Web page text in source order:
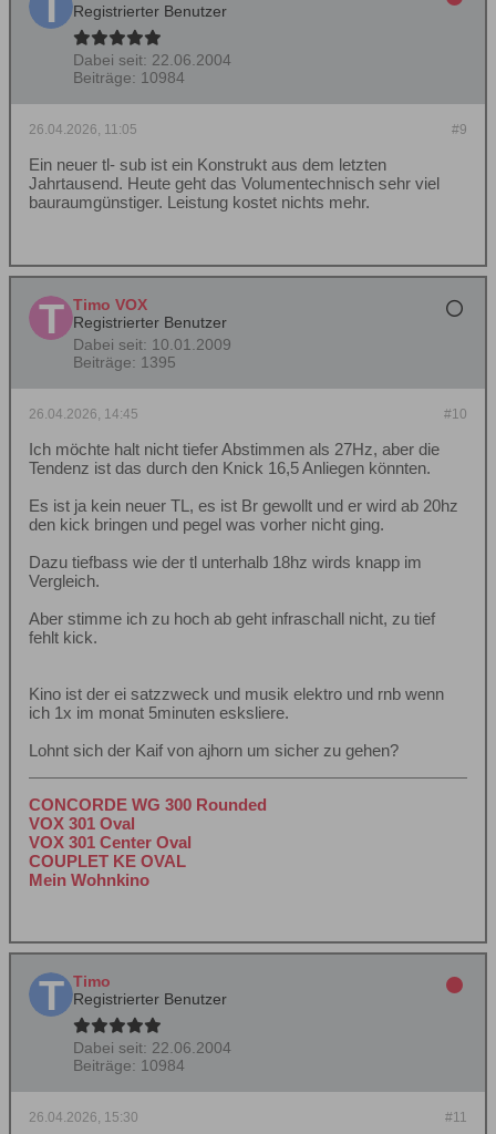
Registrierter Benutzer
Dabei seit: 22.06.2004
Beiträge: 10984
#9
26.04.2026, 11:05
Ein neuer tl- sub ist ein Konstrukt aus dem letzten
Jahrtausend. Heute geht das Volumentechnisch sehr viel
bauraumgünstiger. Leistung kostet nichts mehr.
Timo VOX
Registrierter Benutzer
Dabei seit: 10.01.2009
Beiträge: 1395
#10
26.04.2026, 14:45
Ich möchte halt nicht tiefer Abstimmen als 27Hz, aber die
Tendenz ist das durch den Knick 16,5 Anliegen könnten.
Es ist ja kein neuer TL, es ist Br gewollt und er wird ab 20hz
den kick bringen und pegel was vorher nicht ging.
Dazu tiefbass wie der tl unterhalb 18hz wirds knapp im
Vergleich.
Aber stimme ich zu hoch ab geht infraschall nicht, zu tief
fehlt kick.
Kino ist der ei satzzweck und musik elektro und rnb wenn
ich 1x im monat 5minuten esksliere.
Lohnt sich der Kaif von ajhorn um sicher zu gehen?
CONCORDE WG 300 Rounded
VOX 301 Oval
VOX 301 Center Oval
COUPLET KE OVAL
Mein Wohnkino
Timo
Registrierter Benutzer
Dabei seit: 22.06.2004
Beiträge: 10984
#11
26.04.2026, 15:30